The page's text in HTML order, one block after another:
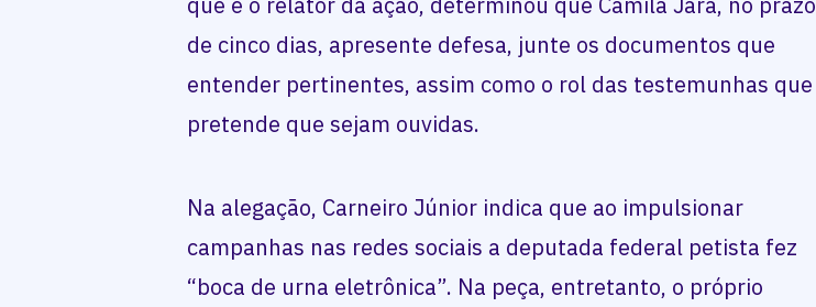
de cinco dias, apresente defesa, junte os documentos que
entender pertinentes, assim como o rol das testemunhas que
pretende que sejam ouvidas.
Na alegação, Carneiro Júnior indica que ao impulsionar
campanhas nas redes sociais a deputada federal petista fez
“boca de urna eletrônica”. Na peça, entretanto, o próprio